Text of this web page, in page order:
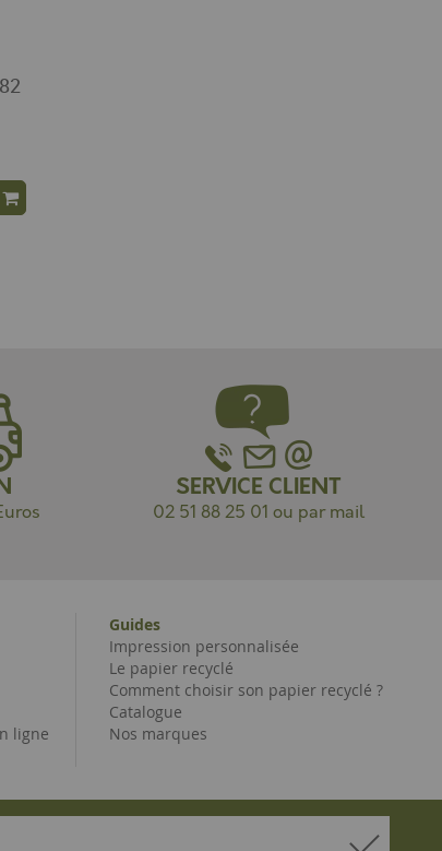
SERVICE CLIENT
02 51 88 25 01 ou par mail
ligne
Guides
Impression personnalisée
Le papier recyclé
Comment choisir son papier recyclé ?
Catalogue
Nos marques